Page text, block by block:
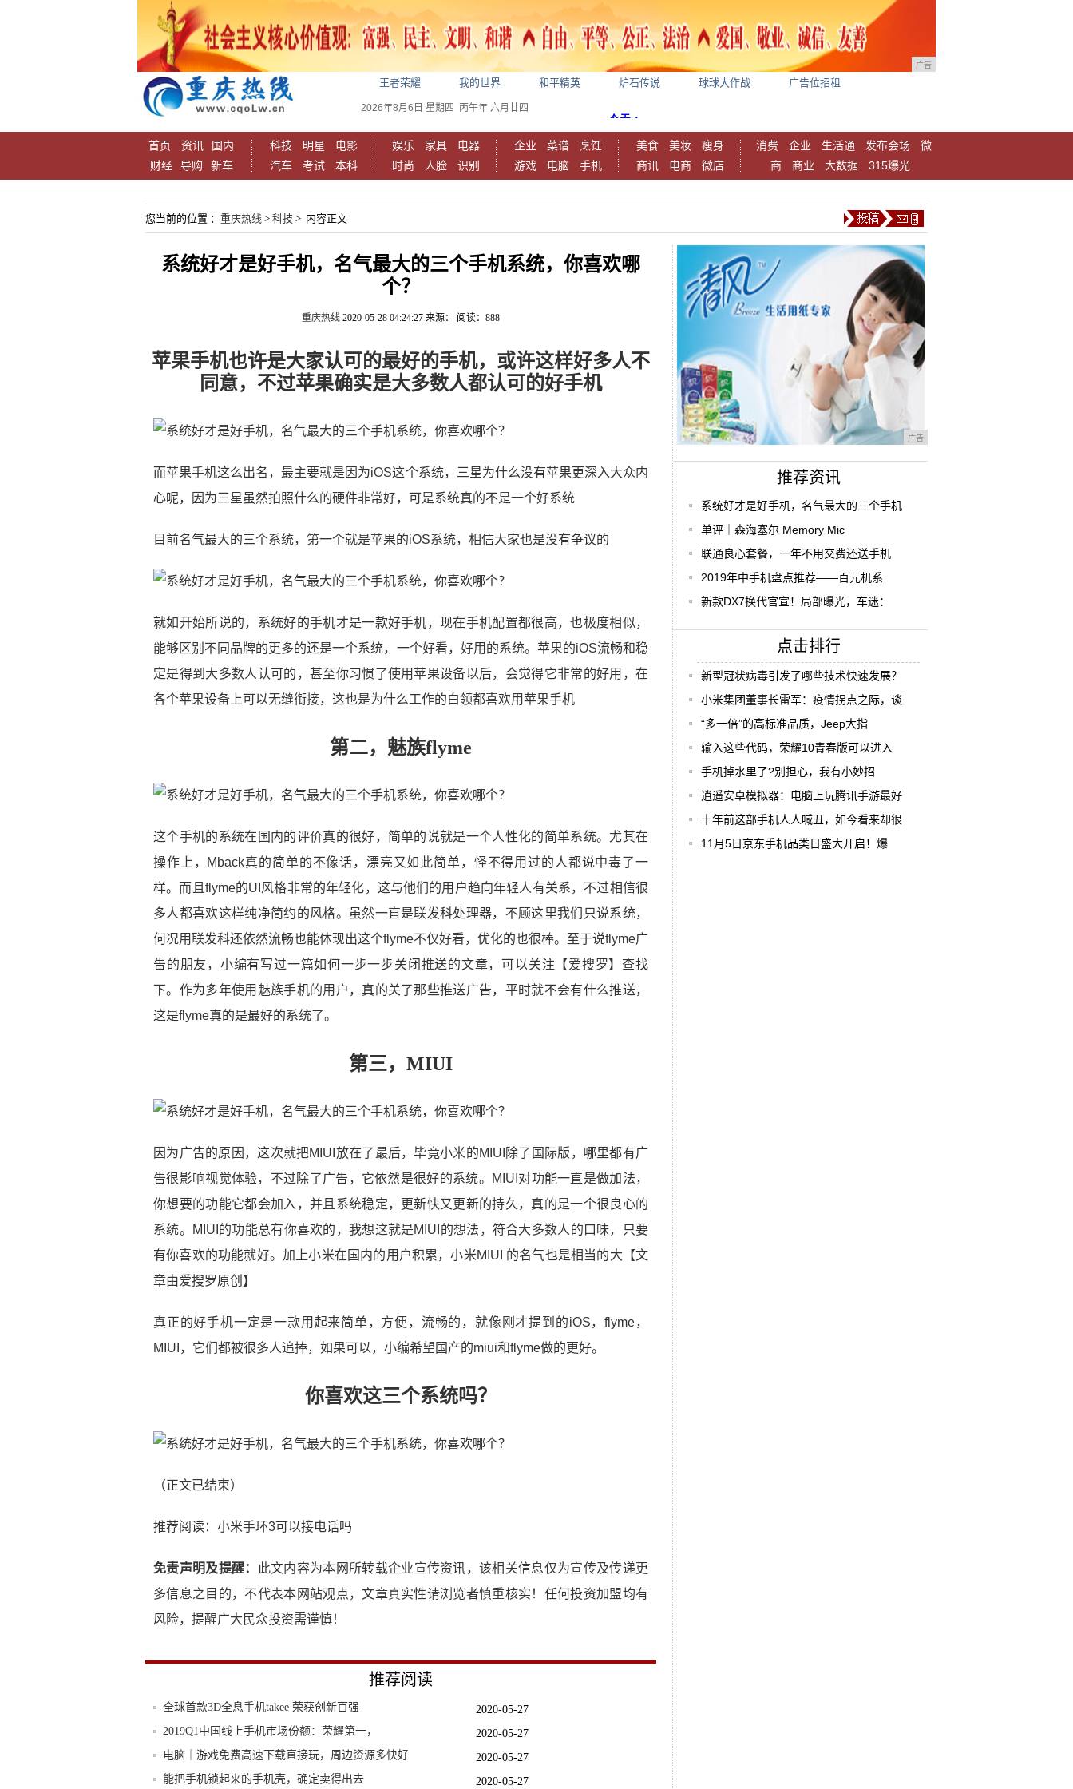
广告
王者荣耀 我的世界 和平精英 炉石传说 球球大作战 广告位招租
2026年8月6日 星期四 丙午年 六月廿四
首页 资讯
国内
财经
导购 新车
科技 明星
电影
汽车
考试 本科
娱乐 家具
电器
时尚
人脸 识别
企业 菜谱
烹饪
游戏
电脑 手机
美食 美妆
瘦身
商讯
电商 微店
消费 企业 生活通 发布会场
微
商
商业 大数据 315爆光
您当前的位置 ： 重庆热线 > 科技 > 内容正文
系统好才是好手机，名气最大的三个手机系统，你喜欢哪
个？
重庆热线 2020-05-28 04:24:27 来源： 阅读：888
苹果手机也许是大家认可的最好的手机，或许这样好多人不
同意，不过苹果确实是大多数人都认可的好手机
而苹果手机这么出名，最主要就是因为iOS这个系统，三星为什么没有苹果更深入大众内
心呢，因为三星虽然拍照什么的硬件非常好，可是系统真的不是一个好系统
目前名气最大的三个系统，第一个就是苹果的iOS系统，相信大家也是没有争议的
就如开始所说的，系统好的手机才是一款好手机，现在手机配置都很高，也极度相似，
能够区别不同品牌的更多的还是一个系统，一个好看，好用的系统。苹果的iOS流畅和稳
定是得到大多数人认可的，甚至你习惯了使用苹果设备以后，会觉得它非常的好用，在
各个苹果设备上可以无缝衔接，这也是为什么工作的白领都喜欢用苹果手机
第二，魅族flyme
这个手机的系统在国内的评价真的很好，简单的说就是一个人性化的简单系统。尤其在
操作上，Mback真的简单的不像话，漂亮又如此简单，怪不得用过的人都说中毒了一
样。而且flyme的UI风格非常的年轻化，这与他们的用户趋向年轻人有关系，不过相信很
多人都喜欢这样纯净简约的风格。虽然一直是联发科处理器，不顾这里我们只说系统，
何况用联发科还依然流畅也能体现出这个flyme不仅好看，优化的也很棒。至于说flyme广
告的朋友，小编有写过一篇如何一步一步关闭推送的文章，可以关注【爱搜罗】查找
下。作为多年使用魅族手机的用户，真的关了那些推送广告，平时就不会有什么推送，
这是flyme真的是最好的系统了。
第三，MIUI
因为广告的原因，这次就把MIUI放在了最后，毕竟小米的MIUI除了国际版，哪里都有广
告很影响视觉体验，不过除了广告，它依然是很好的系统。MIUI对功能一直是做加法，
你想要的功能它都会加入，并且系统稳定，更新快又更新的持久，真的是一个很良心的
系统。MIUI的功能总有你喜欢的，我想这就是MIUI的想法，符合大多数人的口味，只要
有你喜欢的功能就好。加上小米在国内的用户积累，小米MIUI 的名气也是相当的大【文
章由爱搜罗原创】
真正的好手机一定是一款用起来简单，方便，流畅的，就像刚才提到的iOS，flyme，
MIUI，它们都被很多人追捧，如果可以，小编希望国产的miui和flyme做的更好。
你喜欢这三个系统吗？
（正文已结束）
推荐阅读： 小米手环3可以接电话吗
免责声明及提醒：
此文内容为本网所转载企业宣传资讯，该相关信息仅为宣传及传递更
多信息之目的，不代表本网站观点，文章真实性请浏览者慎重核实！任何投资加盟均有
风险，提醒广大民众投资需谨慎！
推荐阅读
2020-05-27
全球首款3D全息手机takee 荣获创新百强
2020-05-27
2019Q1中国线上手机市场份额：荣耀第一，
2020-05-27
电脑｜游戏免费高速下载直接玩，周边资源多快好
2020-05-27
能把手机锁起来的手机壳，确定卖得出去
广告
推荐资讯
系统好才是好手机，名气最大的三个手机
单评｜森海塞尔 Memory Mic
联通良心套餐，一年不用交费还送手机
2019年中手机盘点推荐——百元机系
新款DX7换代官宣！局部曝光，车迷：
点击排行
新型冠状病毒引发了哪些技术快速发展？
小米集团董事长雷军：疫情拐点之际，谈
“多一倍”的高标准品质，Jeep大指
输入这些代码，荣耀10青春版可以进入
手机掉水里了?别担心，我有小妙招
逍遥安卓模拟器：电脑上玩腾讯手游最好
十年前这部手机人人喊丑，如今看来却很
11月5日京东手机品类日盛大开启！爆